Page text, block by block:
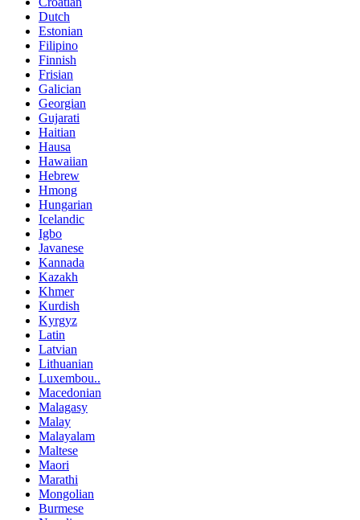
Dutch
Estonian
Filipino
Finnish
Frisian
Galician
Georgian
Gujarati
Haitian
Hausa
Hawaiian
Hebrew
Hmong
Hungarian
Icelandic
Igbo
Javanese
Kannada
Kazakh
Khmer
Kurdish
Kyrgyz
Latin
Latvian
Lithuanian
Luxembou..
Macedonian
Malagasy
Malay
Malayalam
Maltese
Maori
Marathi
Mongolian
Burmese